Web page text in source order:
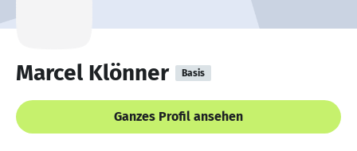
Marcel Klönner Basis
Ganzes Profil ansehen